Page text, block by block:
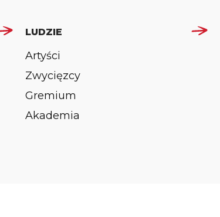
LUDZIE
Artyści
Zwycięzcy
Gremium
Akademia